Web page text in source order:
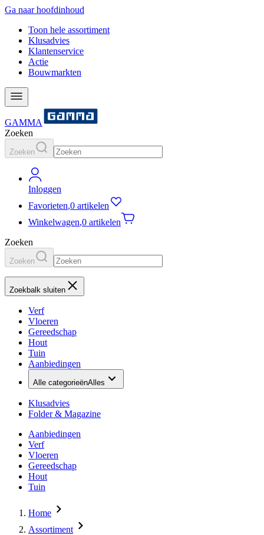
Ga naar hoofdinhoud
Toon hele assortiment
Klusadvies
Klantenservice
Actie
Bouwmarkten
GAMMA
Zoeken
Zoeken
Inloggen
Favorieten,0 artikelen
Winkelwagen,0 artikelen
Zoeken
Zoeken
Zoekbalk sluiten
Verf
Vloeren
Gereedschap
Hout
Tuin
Aanbiedingen
Alle categorieënAlles
Klusadvies
Folder & Magazine
Aanbiedingen
Verf
Vloeren
Gereedschap
Hout
Tuin
Home
Assortiment